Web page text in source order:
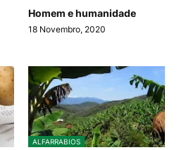
Homem e humanidade
18 Novembro, 2020
ALFARRABIOS